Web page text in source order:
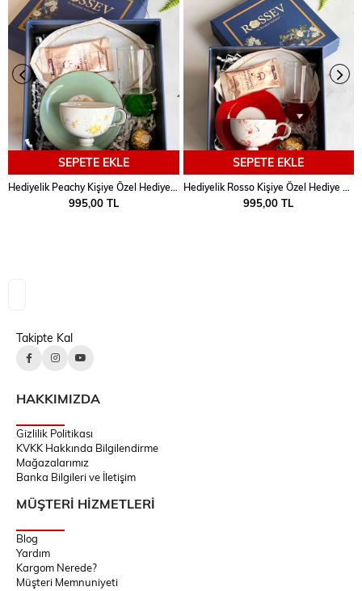
SEPETE EKLE
995,00 TL
SEPETE EKLE
995,00 TL
Takipte Kal
HAKKIMIZDA
Gizlilik Politikası
KVKK Hakkında Bilgilendirme
Mağazalarımız
Banka Bilgileri ve İletişim
MÜŞTERİ HİZMETLERİ
Blog
Yardım
Kargom Nerede?
Müşteri Memnuniyeti